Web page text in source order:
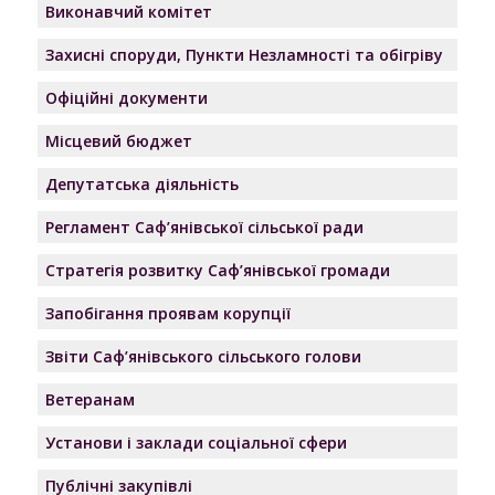
Виконавчий комітет
Захисні споруди, Пункти Незламності та обігріву
Офіційні документи
Місцевий бюджет
Депутатська діяльність
Регламент Саф’янівської сільської ради
Стратегія розвитку Саф’янівської громади
Запобігання проявам корупції
Звіти Саф’янівського сільського голови
Ветеранам
Установи і заклади соціальної сфери
Публічні закупівлі